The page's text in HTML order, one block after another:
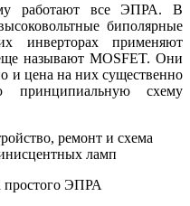
работают все ЭПРА. В
биполярные
инверторах применяют
называют MOSFET. Они
и цена на них существенно
принципиальную схему
простого ЭПРА